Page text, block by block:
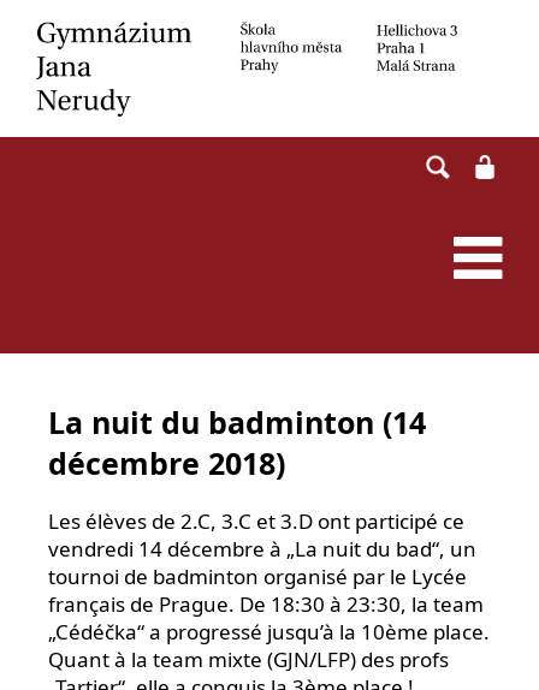
content
La nuit du badminton (14
décembre 2018)
Les élèves de 2.C, 3.C et 3.D ont participé ce
vendredi 14 décembre à „La nuit du bad“, un
tournoi de badminton organisé par le Lycée
français de Prague. De 18:30 à 23:30, la team
„Cédéčka“ a progressé jusqu’à la 10ème place.
Quant à la team mixte (GJN/LFP) des profs